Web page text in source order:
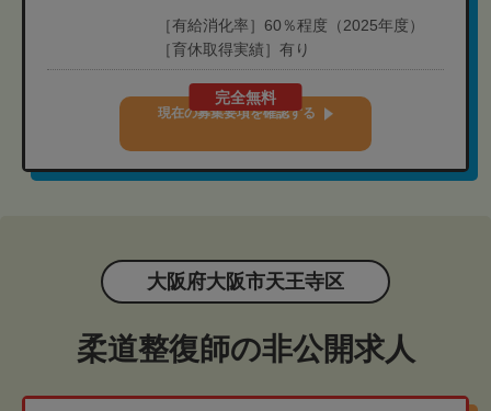
［有給消化率］60％程度（2025年度）
［育休取得実績］有り
完全無料
現在の募集要項を確認する
大阪府大阪市天王寺区
柔道整復師の非公開求人